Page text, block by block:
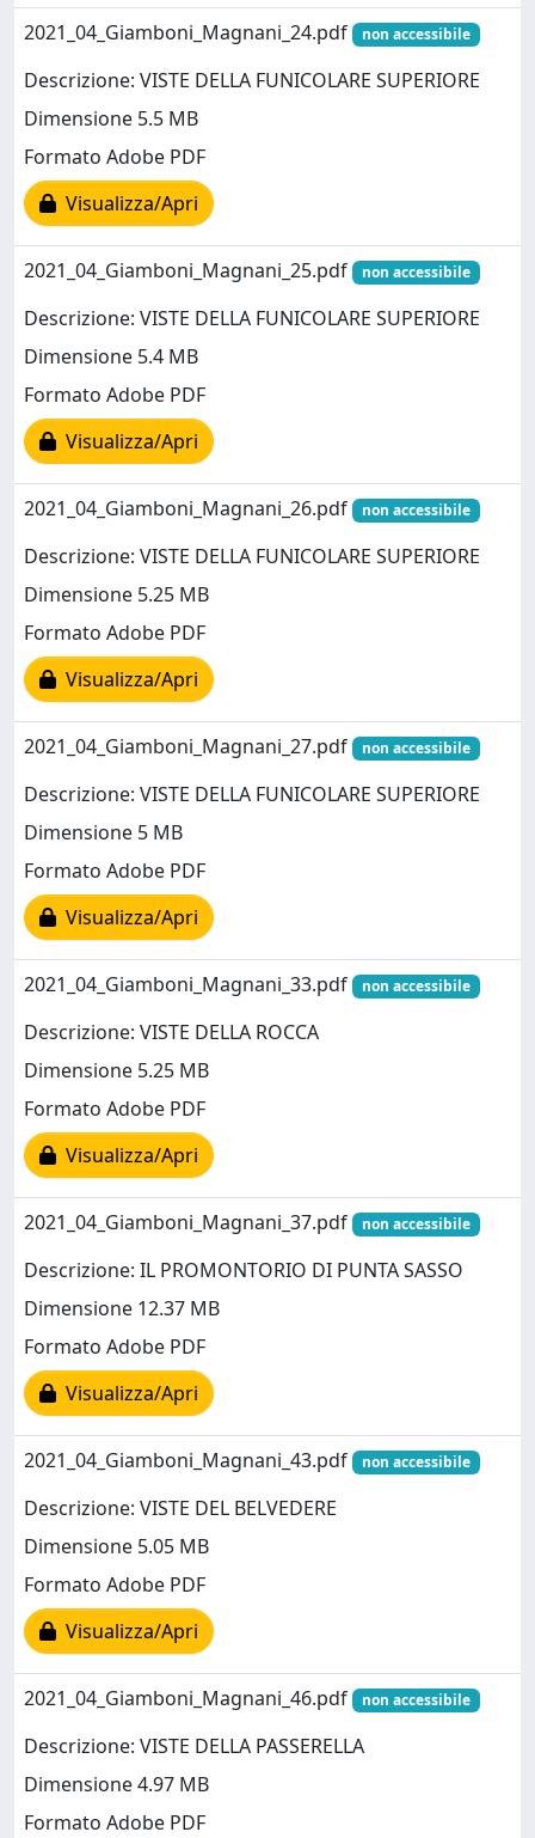
2021_04_Giamboni_Magnani_24.pdf non accessibile
Descrizione: VISTE DELLA FUNICOLARE SUPERIORE
Dimensione 5.5 MB
Formato Adobe PDF
Visualizza/Apri
2021_04_Giamboni_Magnani_25.pdf non accessibile
Descrizione: VISTE DELLA FUNICOLARE SUPERIORE
Dimensione 5.4 MB
Formato Adobe PDF
Visualizza/Apri
2021_04_Giamboni_Magnani_26.pdf non accessibile
Descrizione: VISTE DELLA FUNICOLARE SUPERIORE
Dimensione 5.25 MB
Formato Adobe PDF
Visualizza/Apri
2021_04_Giamboni_Magnani_27.pdf non accessibile
Descrizione: VISTE DELLA FUNICOLARE SUPERIORE
Dimensione 5 MB
Formato Adobe PDF
Visualizza/Apri
2021_04_Giamboni_Magnani_33.pdf non accessibile
Descrizione: VISTE DELLA ROCCA
Dimensione 5.25 MB
Formato Adobe PDF
Visualizza/Apri
2021_04_Giamboni_Magnani_37.pdf non accessibile
Descrizione: IL PROMONTORIO DI PUNTA SASSO
Dimensione 12.37 MB
Formato Adobe PDF
Visualizza/Apri
2021_04_Giamboni_Magnani_43.pdf non accessibile
Descrizione: VISTE DEL BELVEDERE
Dimensione 5.05 MB
Formato Adobe PDF
Visualizza/Apri
2021_04_Giamboni_Magnani_46.pdf non accessibile
Descrizione: VISTE DELLA PASSERELLA
Dimensione 4.97 MB
Formato Adobe PDF